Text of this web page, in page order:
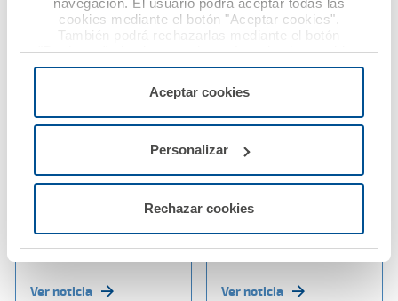
navegación. El usuario podrá aceptar todas las
cookies mediante el botón "Aceptar cookies".
También podrá rechazarlas mediante el botón
"Rechazar", donde se rechazarán todas las cookies
menos las necesarias para permitir el acceso a los
configurarlas usando el botón “Personalizar".
Aceptar cookies
Personalizar
Rechazar cookies
03 febrero 2020
Profesional de A.M.A.
fisioterapeutas de
Murcia
Ver noticia
03 febrero 2020
Seguro multirriesgo
más completo para
Farmacias y
Sanitarios
Ver noticia